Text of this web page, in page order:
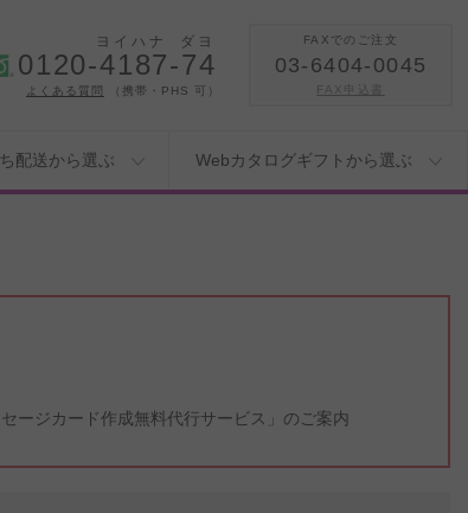
ヨイハナ ダヨ
0120-4187-74
よくある質問 （携帯・PHS 可）
FAXでのご注文
03-6404-0045
FAX申込書
配送から選ぶ Webカタログギフトから選ぶ
ージカード作成無料代行サービス」のご案内